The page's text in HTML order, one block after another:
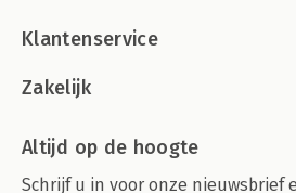
Klantenservice
Zakelijk
Altijd op de hoogte
Schrijf u in voor onze nieuwsbrief